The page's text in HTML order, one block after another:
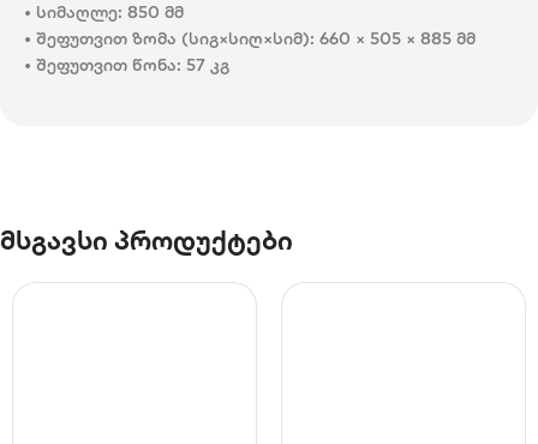
• სიმაღლე: 850 მმ
• შეფუთვით ზომა (სიგ×სიღ×სიმ): 660 × 505 × 885 მმ
• შეფუთვით წონა: 57 კგ
მსგავსი პროდუქტები